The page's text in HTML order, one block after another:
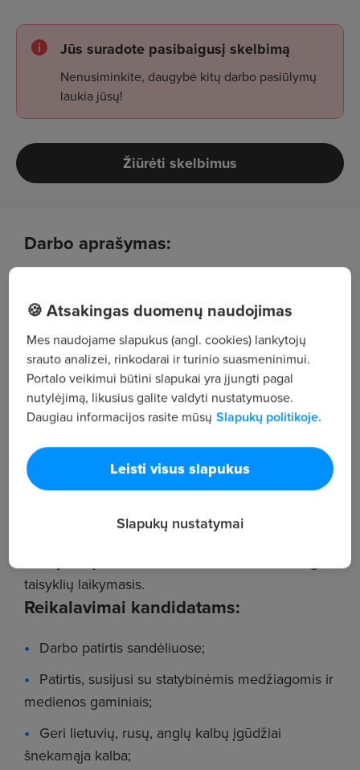
Jūs suradote pasibaigusį skelbimą
Nenusiminkite, daugybė kitų darbo pasiūlymų
laukia jūsų!
Žiūrėti skelbimus
Darbo aprašymas:
Krovinių iškrovimas / pakrovimas;
Kasdienis darbas su „Combilift“ šakiniu
krautuvu;
Kasdienis darbas su dokumentais:
važtaraščiais, CMR ir kt.;
Pristatymo proceso organizavimas;
Medienos ir kitų sandėlio medžiagų likučių
Švaros palaikymas sandėlyje, medžiagų
taisyklių laikymasis.
Reikalavimai kandidatams:
Darbo patirtis sandėliuose;
Patirtis, susijusi su statybinėmis medžiagomis ir
medienos gaminiais;
Geri lietuvių, rusų, anglų kalbų įgūdžiai
šnekamąja kalba;
🍪 Atsakingas duomenų naudojimas
Mes naudojame slapukus (angl. cookies) lankytojų
srauto analizei, rinkodarai ir turinio suasmeninimui.
Portalo veikimui būtini slapukai yra įjungti pagal
nutylėjimą, likusius galite valdyti nustatymuose.
Daugiau informacijos rasite mūsų Slapukų politikoje.
Leisti visus slapukus
Slapukų nustatymai